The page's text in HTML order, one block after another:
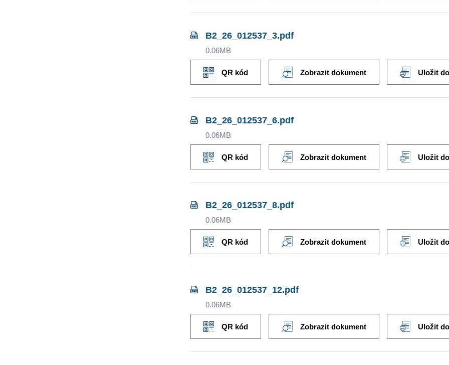
B2_26_012537_3.pdf
0.06MB
QR kód Zobrazit dokument Uložit
B2_26_012537_6.pdf
0.06MB
QR kód Zobrazit dokument Uložit
B2_26_012537_8.pdf
0.06MB
QR kód Zobrazit dokument Uložit
B2_26_012537_12.pdf
0.06MB
QR kód Zobrazit dokument Uložit